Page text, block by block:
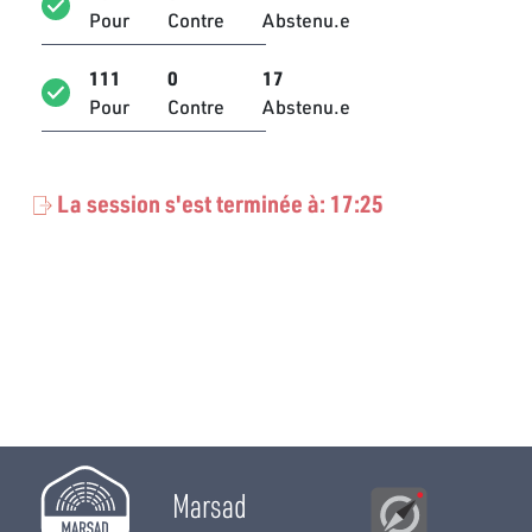
Haythem Brahem
Bloc de la Réforme
Hichem Ajbouni
Bloc Démocrate
Issam Bargougui
Indépendant
Pour
Contre
Abstenu.e
111
Pour
0
Contre
17
Abstenu.e
La session s'est terminée à: 17:25
Marsad